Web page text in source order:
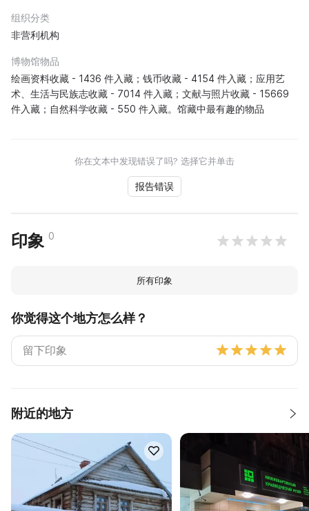
组织分类
非营利机构
博物馆物品
绘画资料收藏 - 1436 件入藏；钱币收藏 - 4154 件入藏；应用艺
术、生活与民族志收藏 - 7014 件入藏；文献与照片收藏 - 15669
件入藏；自然科学收藏 - 550 件入藏。馆藏中最有趣的物品
你在文本中发现错误了吗? 选择它并单击
报告错误
印象 0
所有印象
你觉得这个地方怎么样？
附近的地方